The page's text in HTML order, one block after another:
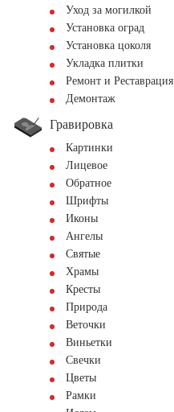
Уход за могилкой
Установка оград
Установка цоколя
Укладка плитки
Ремонт и Реставрация
Демонтаж
Гравировка
Картинки
Лицевое
Обратное
Шрифты
Иконы
Ангелы
Святые
Храмы
Кресты
Природа
Веточки
Виньетки
Свечки
Цветы
Рамки